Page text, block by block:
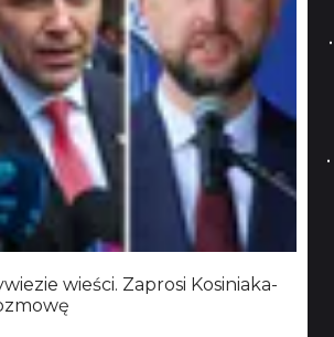
wieści. Zaprosi Kosiniaka-